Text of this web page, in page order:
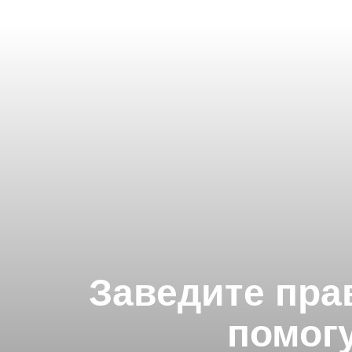
Заведите